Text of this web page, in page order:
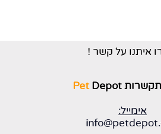
איתנו על קשר !
Pet Depot
אימייל: